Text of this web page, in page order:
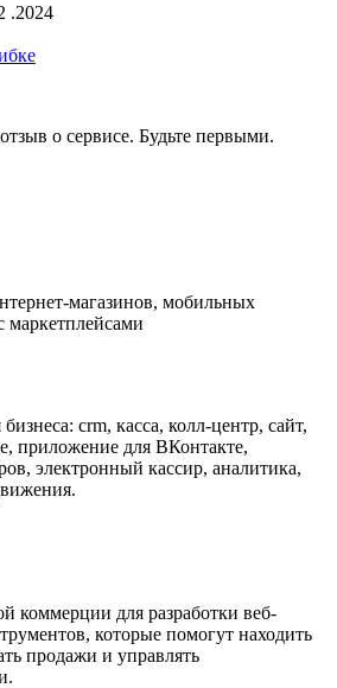
.2024
о сервисе. Будьте первыми.
магазинов, мобильных
маркетплейсами
crm, касса, колл-центр, сайт,
приложение для ВКонтакте,
электронный кассир, аналитика,
коммерции для разработки веб-
которые помогут находить
продажи и управлять